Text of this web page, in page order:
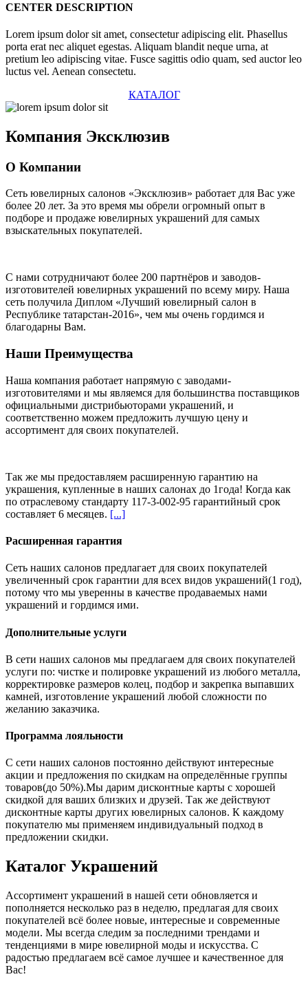
CENTER DESCRIPTION
Lorem ipsum dolor sit amet, consectetur adipiscing elit. Phasellus
porta erat nec aliquet egestas. Aliquam blandit neque urna, at
pretium leo adipiscing vitae. Fusce sagittis odio quam, sed auctor leo
luctus vel. Aenean consectetu.
КАТАЛОГ
Компания Эксклюзив
О Компании
Сеть ювелирных салонов «Эксклюзив» работает для Вас уже
более 20 лет. За это время мы обрели огромный опыт в
подборе и продаже ювелирных украшений для самых
взыскательных покупателей.
С нами сотрудничают более 200 партнёров и заводов-
изготовителей ювелирных украшений по всему миру. Наша
сеть получила Диплом «Лучший ювелирный салон в
Республике татарстан-2016», чем мы очень гордимся и
благодарны Вам.
Наши Преимущества
Наша компания работает напрямую с заводами-
изготовителями и мы являемся для большинства поставщиков
официальными дистрибьюторами украшений, и
соответственно можем предложить лучшую цену и
ассортимент для своих покупателей.
Так же мы предоставляем расширенную гарантию на
украшения, купленные в наших салонах до 1года! Когда как
по отраслевому стандарту 117-3-002-95 гарантийный срок
составляет 6 месяцев. [...]
Расширенная гарантия
Сеть наших салонов предлагает для своих покупателей
увеличенный срок гарантии для всех видов украшений(1 год),
потому что мы уверенны в качестве продаваемых нами
украшений и гордимся ими.
Дополнительные услуги
В сети наших салонов мы предлагаем для своих покупателей
услуги по: чистке и полировке украшений из любого металла,
корректировке размеров колец, подбор и закрепка выпавших
камней, изготовление украшений любой сложности по
желанию заказчика.
Программа лояльности
С сети наших салонов постоянно действуют интересные
акции и предложения по скидкам на определённые группы
товаров(до 50%).Мы дарим дисконтные карты с хорошей
скидкой для ваших близких и друзей. Так же действуют
дисконтные карты других ювелирных салонов. К каждому
покупателю мы применяем индивидуальный подход в
предложении скидки.
Каталог Украшений
Ассортимент украшений в нашей сети обновляется и
пополняется несколько раз в неделю, предлагая для своих
покупателей всё более новые, интересные и современные
модели. Мы всегда следим за последними трендами и
тенденциями в мире ювелирной моды и искусства. С
радостью предлагаем всё самое лучшее и качественное для
Вас!